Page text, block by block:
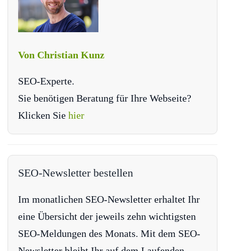
Von Christian Kunz
SEO-Experte.
Sie benötigen Beratung für Ihre Webseite?
Klicken Sie hier
SEO-Newsletter bestellen
Im monatlichen SEO-Newsletter erhaltet Ihr
eine Übersicht der jeweils zehn wichtigsten
SEO-Meldungen des Monats. Mit dem SEO-